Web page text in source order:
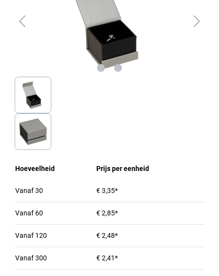
Hoeveelheid Prijs per eenheid
Vanaf30 € 3,35*
Vanaf 60 € 2,85*
Vanaf 120 € 2,48*
Vanaf300 € 2,41*